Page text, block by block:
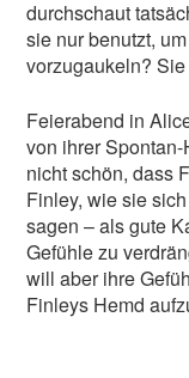
durchschaut
sie nur benutzt,
vorzugaukeln?
Feierabend in
von ihrer
nicht schön, dass
Finley, wie sie sich
sagen – als gute
Gefühle zu
will aber ihre
Finleys Hemd